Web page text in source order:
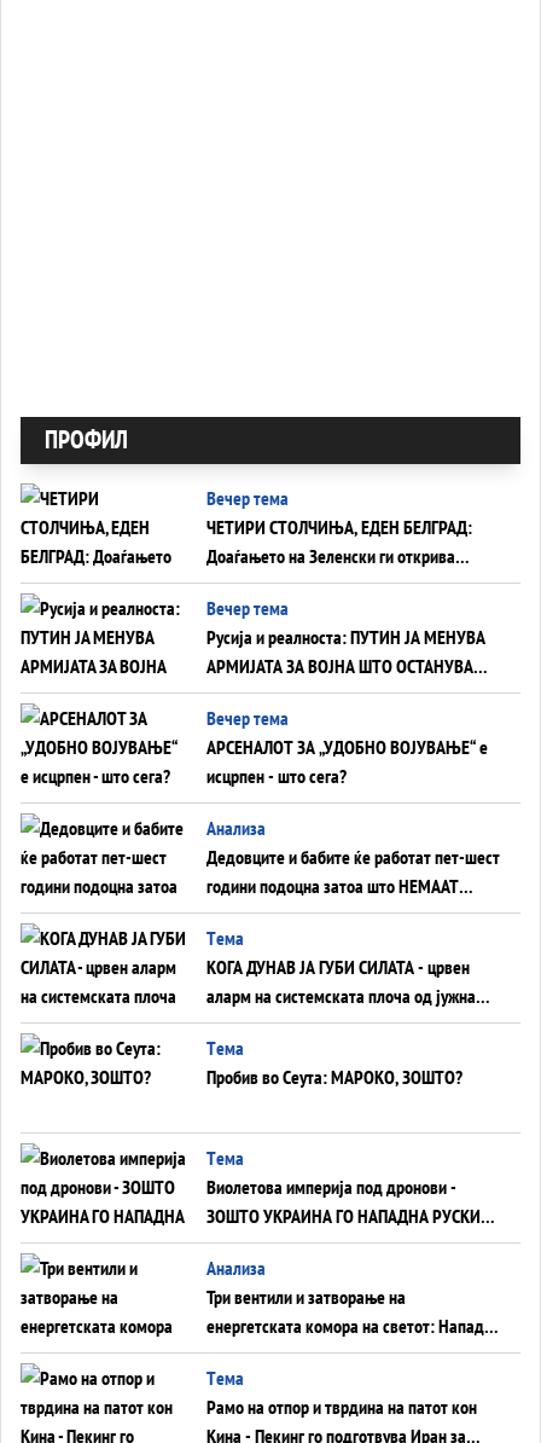
ПРОФИЛ
Вечер тема
ЧЕТИРИ СТОЛЧИЊА, ЕДЕН БЕЛГРАД:
Доаѓањето на Зеленски ги открива
тајните на политиката на балансирање
на Вучиќ
Вечер тема
Русија и реалноста: ПУТИН ЈА МЕНУВА
АРМИЈАТА ЗА ВОЈНА ШТО ОСТАНУВА
БЕЗ ФРОНТ
Вечер тема
АРСЕНАЛОТ ЗА „УДОБНО ВОЈУВАЊЕ“ е
исцрпен - што сега?
Анализа
Дедовците и бабите ќе работат пет-шест
години подоцна затоа што НЕМААТ
ВНУЦИ ДА ГИ ЗАМЕНАТ
Tема
КОГА ДУНАВ ЈА ГУБИ СИЛАТА - црвен
аларм на системската плоча од јужна
Германија до Црното Море...
Tема
Пробив во Сеута: МАРОКО, ЗОШТО?
Tема
Виолетова империја под дронови -
ЗОШТО УКРАИНА ГО НАПАДНА РУСКИОТ
WILDBERRIES
Aнализа
Три вентили и затворање на
енергетската комора на светот: Нападот
во Суец најавува глобален енергетски
инфаркт?
Tема
Рамо на отпор и тврдина на патот кон
Кина - Пекинг го подготвува Иран за